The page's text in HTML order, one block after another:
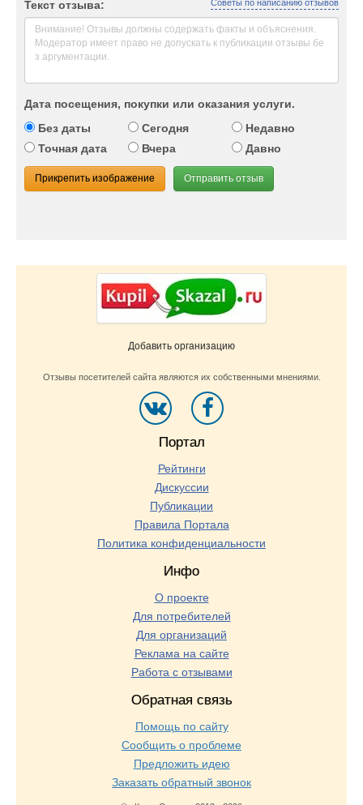
Текст отзыва: Советы по написанию отзывов
Дата посещения, покупки или оказания услуги.
Без даты
Сегодня
Недавно
Точная дата
Вчера Давно
Прикрепить изображение Отправить отзыв
Добавить организацию
Отзывы посетителей сайта являются их собственными мнениями.
Портал
Рейтинги
Дискуссии
Публикации
Правила Портала
Политика конфиденциальности
Инфо
О проекте
Для потребителей
Для организаций
Реклама на сайте
Работа с отзывами
Обратная связь
Помощь по сайту
Сообщить о проблеме
Предложить идею
Заказать обратный звонок